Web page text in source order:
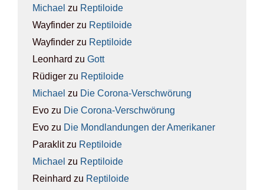
Michael zu Rep­ti­lo­ide
Wayfinder zu Rep­ti­lo­ide
Wayfinder zu Rep­ti­lo­ide
Leonhard zu Gott
Rüdiger zu Rep­ti­lo­ide
Michael zu Die Coro­na-Ver­schwö­rung
Evo zu Die Coro­na-Ver­schwö­rung
Evo zu Die Mond­lan­dun­gen der Ame­ri­ka­ner
Paraklitzu Rep­ti­lo­ide
Michael zu Rep­ti­lo­ide
Reinhard zu Rep­ti­lo­ide